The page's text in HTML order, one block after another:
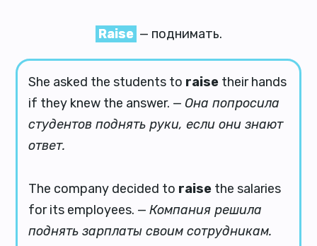
Raise — поднимать.
She asked the students to raise their hands
if they knew the answer. —Она попросила
студентов поднять руки, если они знают
ответ.
The company decided to raise the salaries
for its employees. —Компания решила
поднять зарплаты своим сотрудникам.